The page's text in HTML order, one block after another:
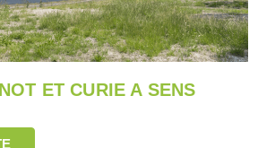
ET CURIE A SENS